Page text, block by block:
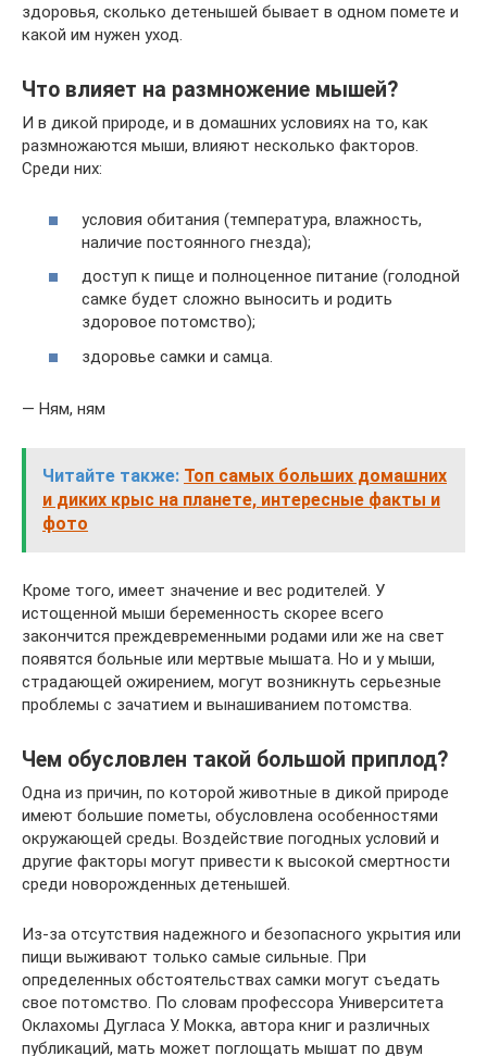
здоровья, сколько детенышей бывает в одном помете и
какой им нужен уход.
Что влияет на размножение мышей?
И в дикой природе, и в домашних условиях на то, как
размножаются мыши, влияют несколько факторов.
Среди них:
условия обитания (температура, влажность,
наличие постоянного гнезда);
доступ к пище и полноценное питание (голодной
самке будет сложно выносить и родить
здоровое потомство);
здоровье самки и самца.
— Ням, ням
Читайте также: Топ самых больших домашних
и диких крыс на планете, интересные факты и
фото
Кроме того, имеет значение и вес родителей. У
истощенной мыши беременность скорее всего
закончится преждевременными родами или же на свет
появятся больные или мертвые мышата. Но и у мыши,
страдающей ожирением, могут возникнуть серьезные
проблемы с зачатием и вынашиванием потомства.
Чем обусловлен такой большой приплод?
Одна из причин, по которой животные в дикой природе
имеют большие пометы, обусловлена особенностями
окружающей среды. Воздействие погодных условий и
другие факторы могут привести к высокой смертности
среди новорожденных детенышей.
Из-за отсутствия надежного и безопасного укрытия или
пищи выживают только самые сильные. При
определенных обстоятельствах самки могут съедать
свое потомство. По словам профессора Университета
Оклахомы Дугласа У. Мокка, автора книг и различных
публикаций, мать может поглощать мышат по двум